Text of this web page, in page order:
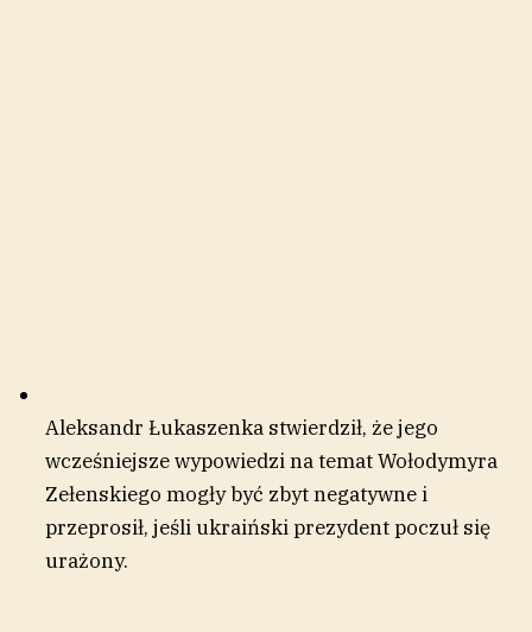
Aleksandr Łukaszenka stwierdził, że jego
wcześniejsze wypowiedzi na temat Wołodymyra
Zełenskiego mogły być zbyt negatywne i
przeprosił, jeśli ukraiński prezydent poczuł się
urażony.